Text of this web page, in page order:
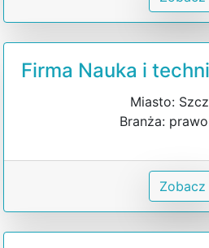
Firma Nauka i
Miasto:
Branża:
Zobacz